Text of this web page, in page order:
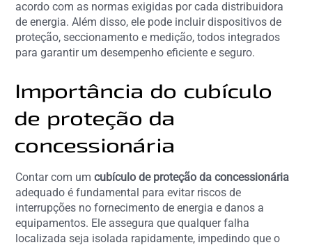
acordo com as normas exigidas por cada distribuidora
de energia. Além disso, ele pode incluir dispositivos de
proteção, seccionamento e medição, todos integrados
para garantir um desempenho eficiente e seguro.
Importância do cubículo
de proteção da
concessionária
Contar com umcubículo de proteção da concessionária
adequado é fundamental para evitar riscos de
interrupções no fornecimento de energia e danos a
equipamentos. Ele assegura que qualquer falha
localizada seja isolada rapidamente, impedindo que o